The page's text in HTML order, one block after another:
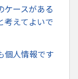
ケースがある
考えてよいで
個人情報です